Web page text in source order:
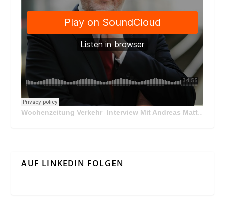
Wochenzeitung Verkehr · Interview Mit Andreas Matthä, CEO der ÖBB Holding
AUF LINKEDIN FOLGEN